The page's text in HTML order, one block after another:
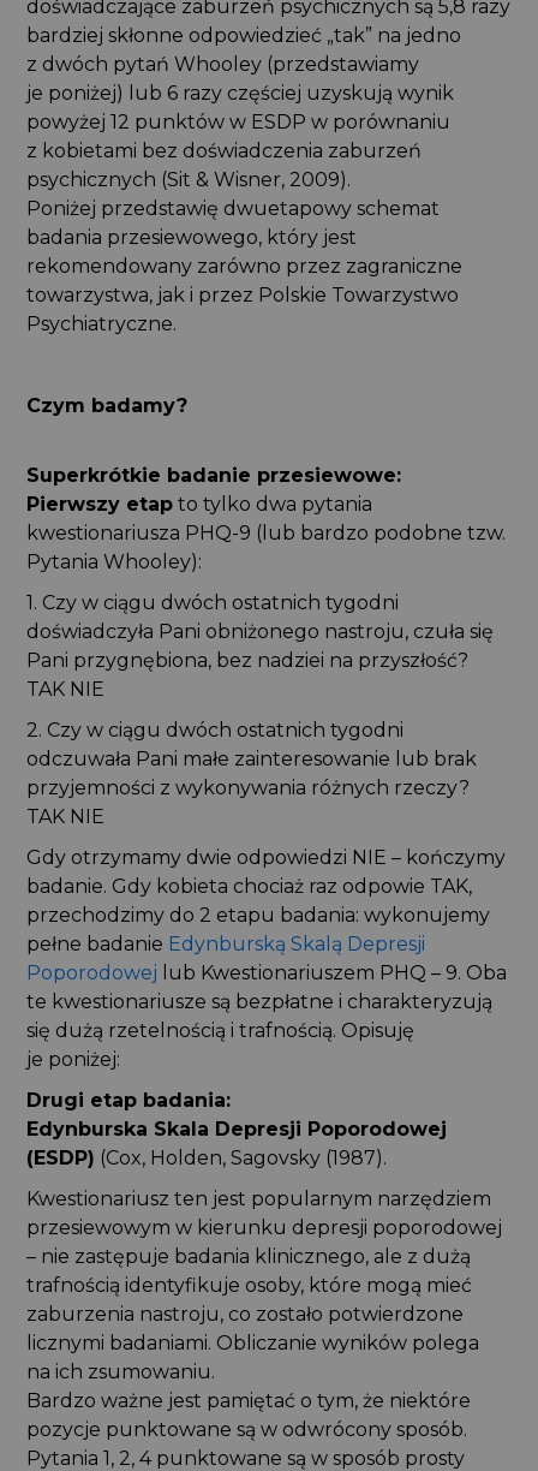
doświadczające zaburzeń psychicznych są 5,8 razy
bardziej skłonne odpowiedzieć „tak” na jedno
z dwóch pytań Whooley (przedstawiamy
je poniżej) lub 6 razy częściej uzyskują wynik
powyżej 12 punktów w ESDP w porównaniu
z kobietami bez doświadczenia zaburzeń
psychicznych (Sit & Wisner, 2009).
Poniżej przedstawię dwuetapowy schemat
badania przesiewowego, który jest
rekomendowany zarówno przez zagraniczne
towarzystwa, jak i przez Polskie Towarzystwo
Psychiatryczne.
Czym badamy?
Superkrótkie badanie przesiewowe:
Pierwszy etap to tylko dwa pytania
kwestionariusza PHQ-9 (lub bardzo podobne tzw.
Pytania Whooley):
1. Czy w ciągu dwóch ostatnich tygodni
doświadczyła Pani obniżonego nastroju, czuła się
Pani przygnębiona, bez nadziei na przyszłość?
TAK NIE
2. Czy w ciągu dwóch ostatnich tygodni
odczuwała Pani małe zainteresowanie lub brak
przyjemności z wykonywania różnych rzeczy?
TAK NIE
Gdy otrzymamy dwie odpowiedzi NIE – kończymy
badanie. Gdy kobieta chociaż raz odpowie TAK,
przechodzimy do 2 etapu badania: wykonujemy
pełne badanie Edynburską Skalą Depresji
Poporodowej lub Kwestionariuszem PHQ – 9. Oba
te kwestionariusze są bezpłatne i charakteryzują
się dużą rzetelnością i trafnością. Opisuję
je poniżej:
Drugi etap badania:
Edynburska Skala Depresji Poporodowej
(ESDP) (Cox, Holden, Sagovsky (1987).
Kwestionariusz ten jest popularnym narzędziem
przesiewowym w kierunku depresji poporodowej
– nie zastępuje badania klinicznego, ale z dużą
trafnością identyfikuje osoby, które mogą mieć
zaburzenia nastroju, co zostało potwierdzone
licznymi badaniami. Obliczanie wyników polega
na ich zsumowaniu.
Bardzo ważne jest pamiętać o tym, że niektóre
pozycje punktowane są w odwrócony sposób.
Pytania 1, 2, 4 punktowane są w sposób prosty